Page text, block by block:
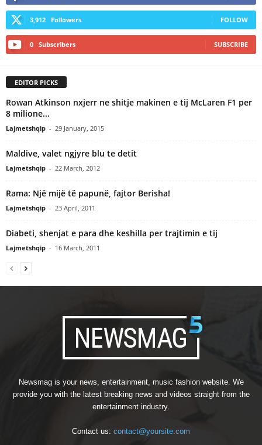
3,912 Followers FOLLOW
0 Subscribers SUBSCRIBE
EDITOR PICKS
Rowan Atkinson nxjerr ne shitje makinen e tij McLaren F1 per
8 milione...
Lajmetshqip - 29 January, 2015
Maldive, valet ngjyre blu te detit
Lajmetshqip - 22 March, 2012
Rama: Një mijë të papunë, fajtor Berisha!
Lajmetshqip - 23 April, 2011
Diabeti, shenjat e para dhe keshilla per trajtimin e tij
Lajmetshqip - 16 March, 2011
Newsmag is your news, entertainment, music fashion website. We
provide you with the latest breaking news and videos straight from the
entertainment industry.
Contact us: contact@yoursite.com